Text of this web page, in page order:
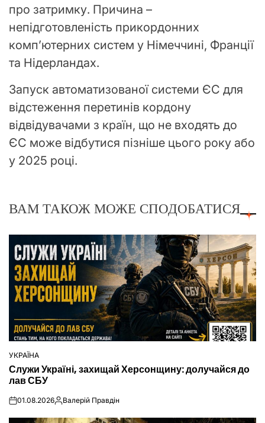
про затримку. Причина –
непідготовленість прикордонних
комп’ютерних систем у Німеччині, Франції
та Нідерландах.
Запуск автоматизованої системи ЄС для
відстеження перетинів кордону
відвідувачами з країн, що не входять до
ЄС може відбутися пізніше цього року або
у 2025 році.
ВАМ ТАКОЖ МОЖЕ СПОДОБАТИСЯ
ОПУБЛІКУВАТИ
У
УКРАЇНА
Служи Україні, захищай Херсонщину: долучайся до
лав СБУ
on01.08.2026Опубліковано
Валерій Правдін